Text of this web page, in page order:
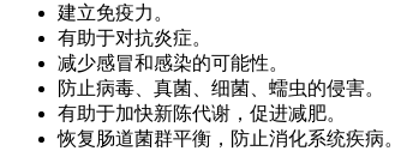
建立免疫力。
有助于对抗炎症。
减少感冒和感染的可能性。
防止病毒、真菌、细菌、蠕虫的侵害。
有助于加快新陈代谢，促进减肥。
恢复肠道菌群平衡，防止消化系统疾病。